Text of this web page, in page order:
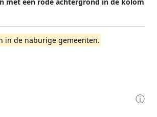
in de naburige gemeenten.
ⓘ